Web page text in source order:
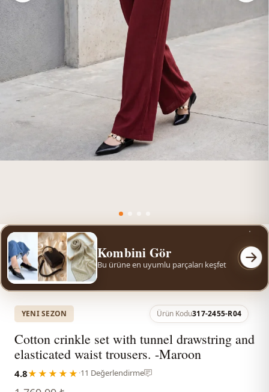
Kombini Gör
Bu ürüne en uyumlu parçaları keşfet
YENI SEZON Ürün Kodu317-2455-R04
Cotton crinkle set with tunnel drawstring and
elasticated waist trousers. -Maroon
4.8★★★★★ ·11 Değerlendirme